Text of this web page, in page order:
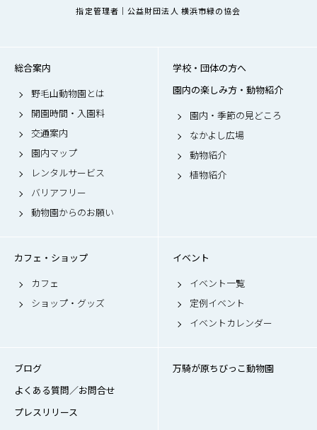
指定管理者｜公益財団法人 横浜市緑の協会
総合案内
野毛山動物園とは
開園時間・入園料
交通案内
園内マップ
レンタルサービス
バリアフリー
動物園からのお願い
学校・団体の方へ
園内の楽しみ方・動物紹介
園内・季節の見どころ
なかよし広場
動物紹介
植物紹介
カフェ・ショップ
カフェ
ショップ・グッズ
イベント
イベント一覧
定例イベント
イベントカレンダー
ブログ
よくある質問／お問合せ
プレスリリース
万騎が原ちびっこ動物園